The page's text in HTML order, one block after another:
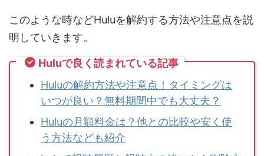
このような時などHuluを解約する方法や注意点を説
明していきます。
Huluで良く読まれている記事
Huluの解約方法や注意点！タイミングは
いつが良い？無料期間中でも大丈夫？
Huluの月額料金は？他との比較や安く使
う方法なども紹介